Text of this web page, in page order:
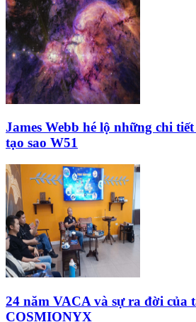
James Webb hé lộ những chi
tạo sao W51
24 năm VACA và sự ra đời của
COSMIONYX